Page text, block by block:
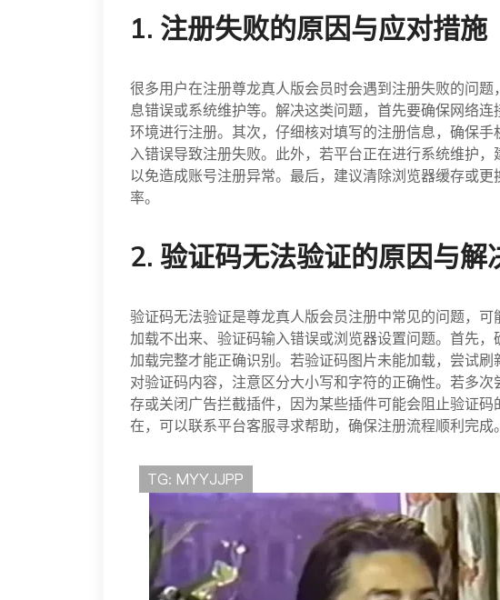
1. 注册失败的原因与应对措施
很多用户在注册尊龙真人版会员时会遇到注册失败的问
息错误或系统维护等。解决这类问题，首先要确保网络
环境进行注册。其次，仔细核对填写的注册信息，确保
入错误导致注册失败。此外，若平台正在进行系统维护，
以免造成账号注册异常。最后，建议清除浏览器缓存或
率。
2. 验证码无法验证的原因与解
验证码无法验证是尊龙真人版会员注册中常见的问题，
加载不出来、验证码输入错误或浏览器设置问题。首先
加载完整才能正确识别。若验证码图片未能加载，尝试
对验证码内容，注意区分大小写和字符的正确性。若多
存或关闭广告拦截插件，因为某些插件可能会阻止验证
在，可以联系平台客服寻求帮助，确保注册流程顺利完成。